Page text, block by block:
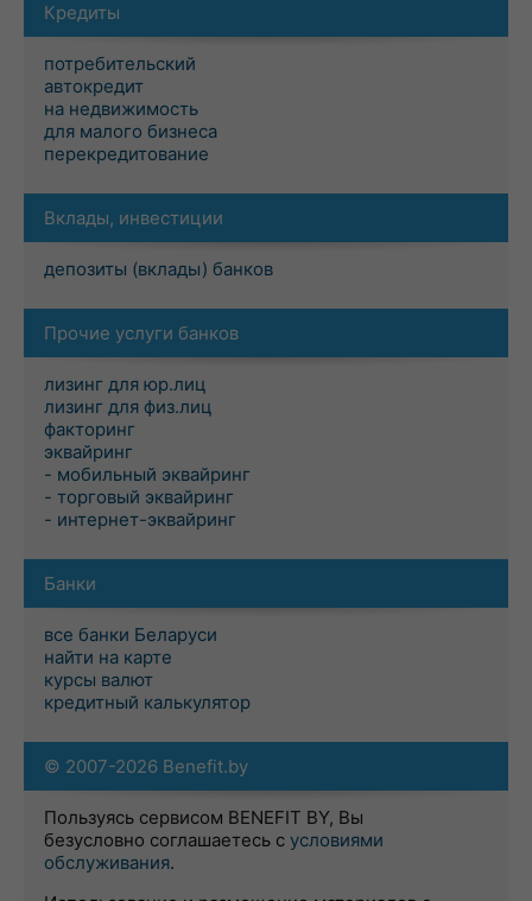
Кредиты
потребительский
автокредит
на недвижимость
для малого бизнеса
перекредитование
Вклады, инвестиции
депозиты (вклады) банков
Прочие услуги банков
лизинг для юр.лиц
лизинг для физ.лиц
факторинг
эквайринг
- мобильный эквайринг
- торговый эквайринг
- интернет-эквайринг
Банки
все банки Беларуси
найти на карте
курсы валют
кредитный калькулятор
© 2007-2026 Benefit.by
Пользуясь сервисом BENEFIT BY, Вы
безусловно соглашаетесь с условиями
обслуживания.